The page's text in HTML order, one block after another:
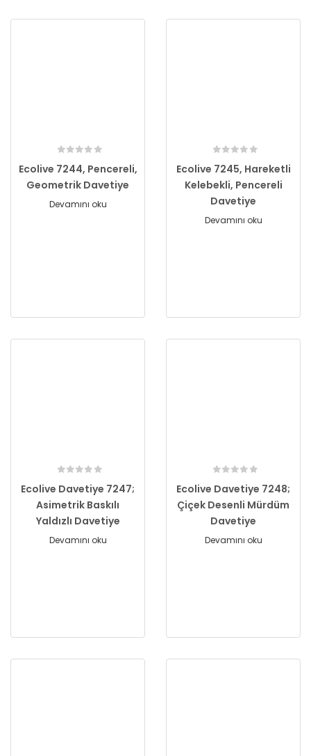
Ecolive 7244, Pencereli,
Geometrik Davetiye
Devamını oku
Ecolive 7245, Hareketli
Kelebekli, Pencereli
Davetiye
Devamını oku
Ecolive Davetiye 7247;
Asimetrik Baskılı
Yaldızlı Davetiye
Devamını oku
Ecolive Davetiye 7248;
Çiçek Desenli Mürdüm
Davetiye
Devamını oku